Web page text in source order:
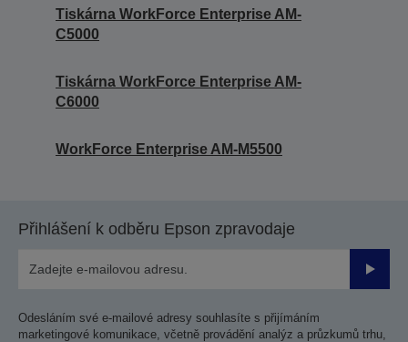
Tiskárna WorkForce Enterprise AM-
C5000
Tiskárna WorkForce Enterprise AM-
C6000
WorkForce Enterprise AM-M5500
Přihlášení k odběru Epson zpravodaje
Odesláním své e-mailové adresy souhlasíte s přijímáním
marketingové komunikace, včetně provádění analýz a průzkumů trhu,